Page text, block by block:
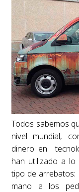
Todos sabemos
nivel mundial,
dinero en
han utilizado a
tipo de
mano a los